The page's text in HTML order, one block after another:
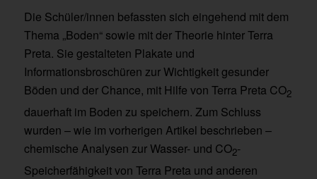
Die Schüler/innen befassten sich eingehend mit dem
Thema „Boden“ sowie mit der Theorie hinter Terra
Preta. Sie gestalteten Plakate und
Informationsbroschüren zur Wichtigkeit gesunder
Böden und der Chance, mit Hilfe von Terra Preta CO2
dauerhaft im Boden zu speichern. Zum Schluss
wurden – wie im vorherigen Artikel beschrieben –
chemische Analysen zur Wasser- und CO2-
Speicherfähigkeit von Terra Preta und anderen